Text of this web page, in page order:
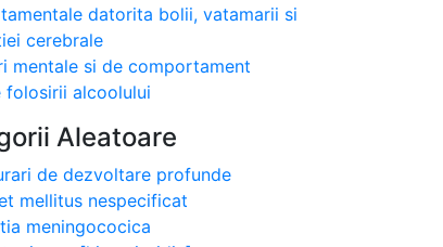
datorita bolii, vatamarii si
cerebrale
mentale si de comportament
folosirii alcoolului
Aleatoare
de dezvoltare profunde
mellitus nespecificat
meningococica